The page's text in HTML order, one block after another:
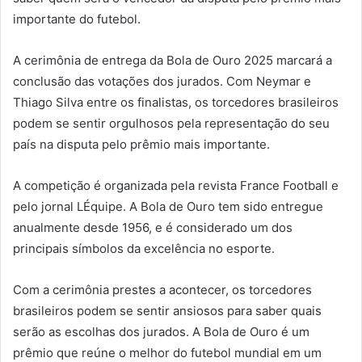
importante do futebol.
A cerimônia de entrega da Bola de Ouro 2025 marcará a
conclusão das votações dos jurados. Com Neymar e
Thiago Silva entre os finalistas, os torcedores brasileiros
podem se sentir orgulhosos pela representação do seu
país na disputa pelo prêmio mais importante.
A competição é organizada pela revista France Football e
pelo jornal LÉquipe. A Bola de Ouro tem sido entregue
anualmente desde 1956, e é considerado um dos
principais símbolos da excelência no esporte.
Com a cerimônia prestes a acontecer, os torcedores
brasileiros podem se sentir ansiosos para saber quais
serão as escolhas dos jurados. A Bola de Ouro é um
prêmio que reúne o melhor do futebol mundial em um